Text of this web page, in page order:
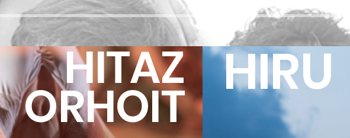
HIRU
HITAZ
ORHOIT